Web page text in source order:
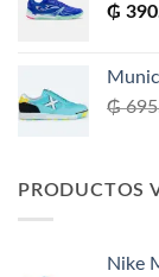
₲
₲
PRODUCTOS
Nike